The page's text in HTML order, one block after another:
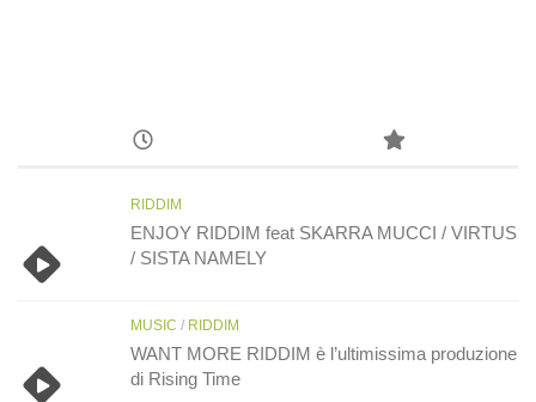
RIDDIM
ENJOY RIDDIM feat SKARRA MUCCI / VIRTUS
/ SISTA NAMELY
MUSIC / RIDDIM
WANT MORE RIDDIM è l’ultimissima produzione
di Rising Time